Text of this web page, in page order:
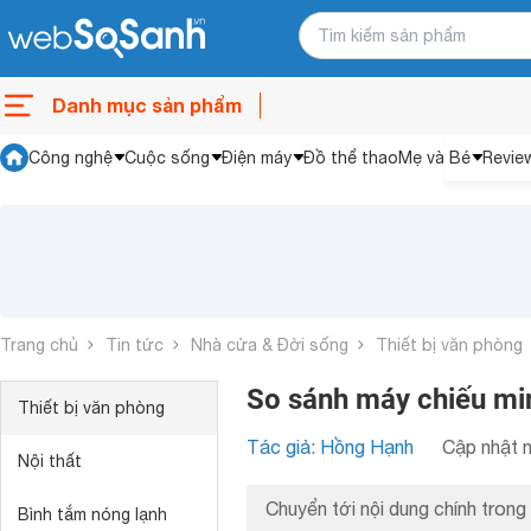
Danh mục sản phẩm
Công nghệ Cuộc sống Điện máy Đồ thể thaoMẹ và Bé
Trang chủ Tin tức Nhà cửa & Đời sống Thiết bị văn phòng
Thiết bị văn phòng
Nội thất
Bình tắm nóng lạnh
So sánh máy chiếu
Tác giả: Hồng Hạnh Cập nhật
Chuyển tới nội dung chính trong